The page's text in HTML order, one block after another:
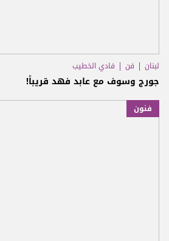
لبنان فن فادي الخطيب
جورج وسوف مع عابد فهد قريباً!
فنون